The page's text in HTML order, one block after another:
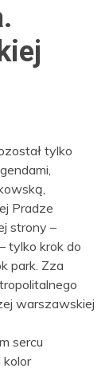
tylko
Pradze
strony –
tylko krok do
park. Zza
warszawskiej
sercu
kolor